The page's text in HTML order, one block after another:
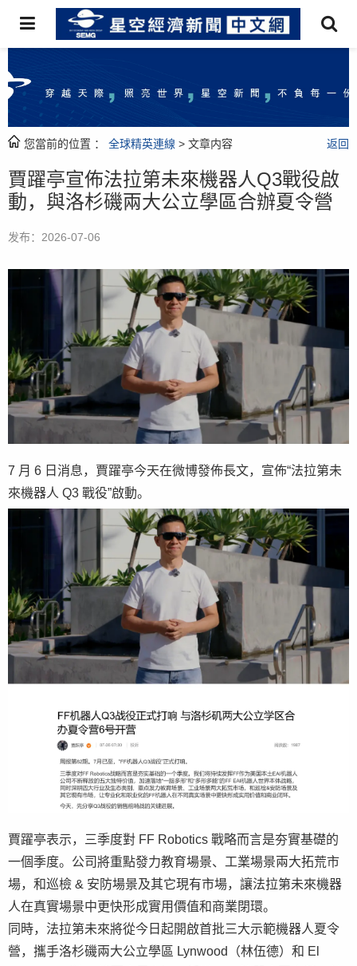
您當前的位置 ： 全球精英連線 > 文章内容 返回
賈躍亭宣佈法拉第未來機器人Q3戰役啟
動，與洛杉磯兩大公立學區合辦夏令營
发布：2026-07-06
7 月 6 日消息，賈躍亭今天在微博發佈長文，宣佈“法拉第未
來機器人 Q3 戰役”啟動。
賈躍亭表示，三季度對 FF Robotics 戰略而言是夯實基礎的
一個季度。公司將重點發力教育場景、工業場景兩大拓荒市
場，和巡檢 & 安防場景及其它現有市場，讓法拉第未來機器
人在真實場景中更快形成實用價值和商業閉環。
同時，法拉第未來將從今日起開啟首批三大示範機器人夏令
營，攜手洛杉磯兩大公立學區 Lynwood（林伍德）和 El